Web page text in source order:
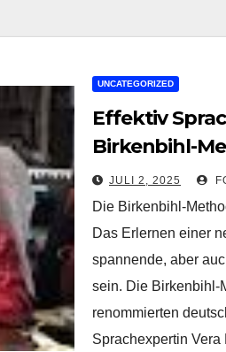
UNCATEGORIZED
Effektiv
Birkenbihl-
JULI 2, 2025
Die Birkenbihl-
Das Erlernen einer
spannende, aber
sein. Die Birkenbihl-
renommierten
Sprachexpertin Vera